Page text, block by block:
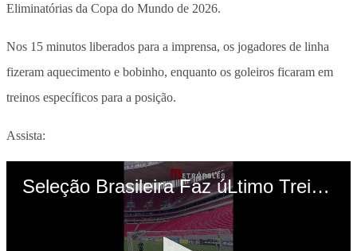
Eliminatórias da Copa do Mundo de 2026.
Nos 15 minutos liberados para a imprensa, os jogadores de linha
fizeram aquecimento e bobinho, enquanto os goleiros ficaram em
treinos específicos para a posição.
Assista: